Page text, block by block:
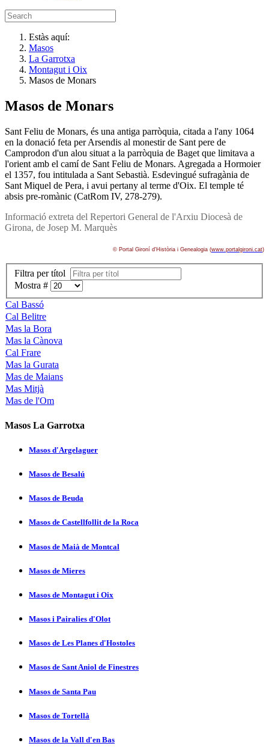
Estàs aquí:
Masos
La Garrotxa
Montagut i Oix
Masos de Monars
Masos de Monars
Sant Feliu de Monars, és una antiga parròquia, citada a l'any 1064
en la donació feta per Arsendis al monestir de Sant pere de
Camprodon d'un alou situat a la parròquia de Baget que limitava a
l'orient amb el camí­ de Sant Feliu de Monars. Agregada a Hormoier
el 1357, fou intitulada a Sant Sebastià. Esdevingué sufragània de
Sant Miquel de Pera, i avui pertany al terme d'Oix. El temple té
absis pre-romànic (CatRom IV, 278-279).
Informació extreta del Repertori General de l'Arxiu Diocesà de
Girona, de Josep M. Marquès
© Portal Gironí­ d'Història i Genealogia (www.portalgironi.cat)
Filtra per títol
Mostra #
Cal Bassó
Cal Belitre
Mas la Bora
Mas la Cànova
Cal Frare
Mas la Gurata
Mas de Maians
Mas Mitjà
Mas de l'Om
Masos La Garrotxa
Masos d'Argelaguer
Masos de Besalú
Masos de Beuda
Masos de Castellfollit de la Roca
Masos de Maià de Montcal
Masos de Mieres
Masos de Montagut i Oix
Masos i Pairalies d'Olot
Masos de Les Planes d'Hostoles
Masos de Sant Aniol de Finestres
Masos de Santa Pau
Masos de Tortellà
Masos de la Vall d'en Bas